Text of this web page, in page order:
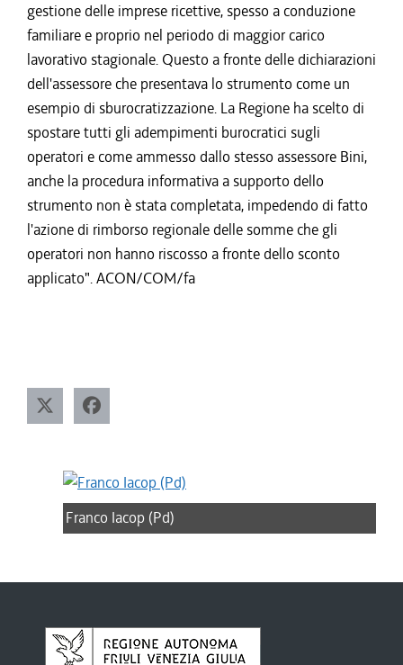
gestione delle imprese ricettive, spesso a conduzione
familiare e proprio nel periodo di maggior carico
lavorativo stagionale. Questo a fronte delle dichiarazioni
dell'assessore che presentava lo strumento come un
esempio di sburocratizzazione. La Regione ha scelto di
spostare tutti gli adempimenti burocratici sugli
operatori e come ammesso dallo stesso assessore Bini,
anche la procedura informativa a supporto dello
strumento non è stata completata, impedendo di fatto
l'azione di rimborso regionale delle somme che gli
operatori non hanno riscosso a fronte dello sconto
applicato". ACON/COM/fa
Franco Iacop (Pd)